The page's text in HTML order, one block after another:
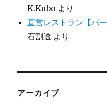
K.Kubo より
直営レストラン【バ
石割透 より
アーカイブ